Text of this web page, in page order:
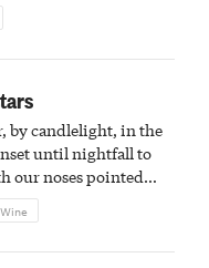
by candlelight, in the
until nightfall to
our noses pointed